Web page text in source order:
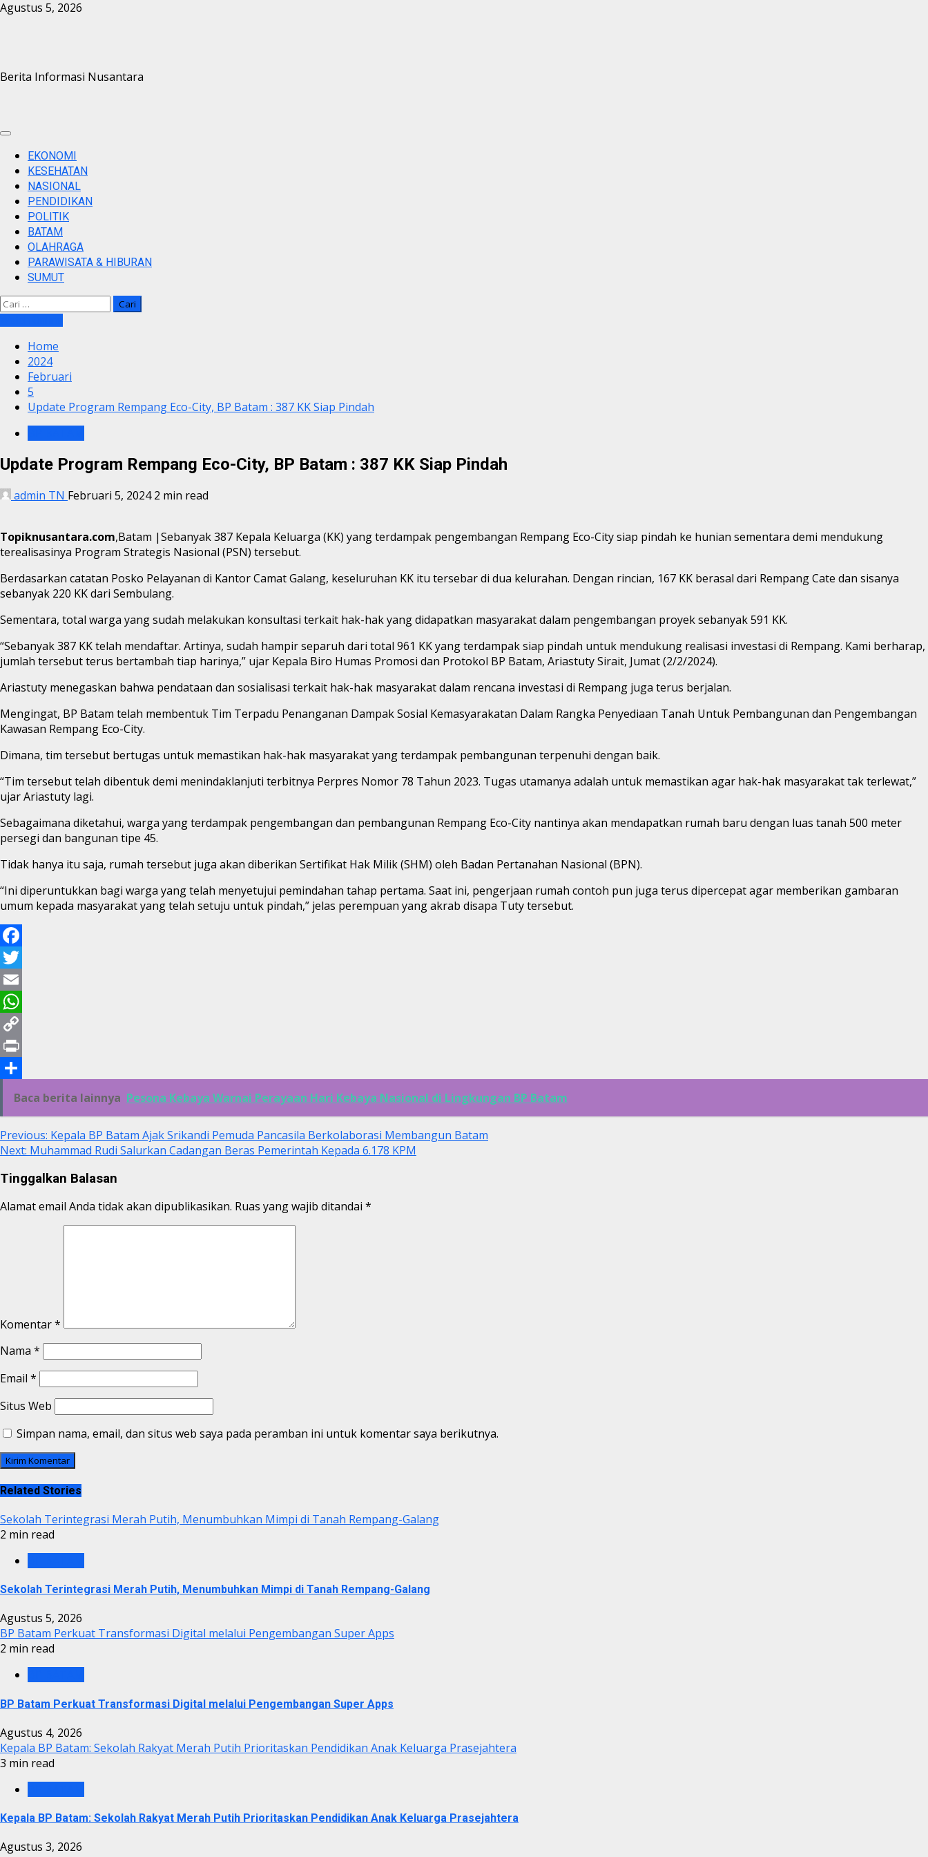
Skip
Agustus 5, 2026
Berita Informasi Nusantara
Primary
MenuEKONOMI
KESEHATAN
NASIONAL
PENDIDIKAN
POLITIK
BATAM
OLAHRAGA
PARAWISATA & HIBURAN
SUMUT
Cari
untuk:
Home
2024
Februari
5
Update Program Rempang Eco-City, BP Batam : 387 KK Siap Pindah
Update Program Rempang Eco-City, BP Batam : 387 KK Siap Pindah
admin TN Februari 5, 20242 min read
Topiknusantara.com,Batam |Sebanyak 387 Kepala Keluarga (KK) yang terdampak pengembangan Rempang Eco-City siap pindah ke hunian sementara demi mendukung
terealisasinya Program Strategis Nasional (PSN) tersebut.
Berdasarkan catatan Posko Pelayanan di Kantor Camat Galang, keseluruhan KK itu tersebar di dua kelurahan. Dengan rincian, 167 KK berasal dari Rempang Cate dan sisanya
sebanyak 220 KK dari Sembulang.
Sementara, total warga yang sudah melakukan konsultasi terkait hak-hak yang didapatkan masyarakat dalam pengembangan proyek sebanyak 591 KK.
“Sebanyak 387 KK telah mendaftar. Artinya, sudah hampir separuh dari total 961 KK yang terdampak siap pindah untuk mendukung realisasi investasi di Rempang. Kami berharap,
jumlah tersebut terus bertambah tiap harinya,” ujar Kepala Biro Humas Promosi dan Protokol BP Batam, Ariastuty Sirait, Jumat (2/2/2024).
Ariastuty menegaskan bahwa pendataan dan sosialisasi terkait hak-hak masyarakat dalam rencana investasi di Rempang juga terus berjalan.
Mengingat, BP Batam telah membentuk Tim Terpadu Penanganan Dampak Sosial Kemasyarakatan Dalam Rangka Penyediaan Tanah Untuk Pembangunan dan Pengembangan
Kawasan Rempang Eco-City.
Dimana, tim tersebut bertugas untuk memastikan hak-hak masyarakat yang terdampak pembangunan terpenuhi dengan baik.
“Tim tersebut telah dibentuk demi menindaklanjuti terbitnya Perpres Nomor 78 Tahun 2023. Tugas utamanya adalah untuk memastikan agar hak-hak masyarakat tak terlewat,”
ujar Ariastuty lagi.
Sebagaimana diketahui, warga yang terdampak pengembangan dan pembangunan Rempang Eco-City nantinya akan mendapatkan rumah baru dengan luas tanah 500 meter
persegi dan bangunan tipe 45.
Tidak hanya itu saja, rumah tersebut juga akan diberikan Sertifikat Hak Milik (SHM) oleh Badan Pertanahan Nasional (BPN).
“Ini diperuntukkan bagi warga yang telah menyetujui pemindahan tahap pertama. Saat ini, pengerjaan rumah contoh pun juga terus dipercepat agar memberikan gambaran
umum kepada masyarakat yang telah setuju untuk pindah,” jelas perempuan yang akrab disapa Tuty tersebut.
Facebook
Twitter
Email
WhatsApp
Copy
Link
Print
ShareBaca berita lainnya Pesona Kebaya Warnai Perayaan Hari Kebaya Nasional di Lingkungan BP Batam
Continue
Reading
Previous: Kepala BP Batam Ajak Srikandi Pemuda Pancasila Berkolaborasi Membangun Batam
Next: Muhammad Rudi Salurkan Cadangan Beras Pemerintah Kepada 6.178 KPM
Tinggalkan Balasan
Alamat email Anda tidak akan dipublikasikan. Ruas yang wajib ditandai *
Komentar*
Nama *
Email *
Situs Web
Simpan nama, email, dan situs web saya pada peramban ini untuk komentar saya berikutnya.
Related Stories
Sekolah Terintegrasi Merah Putih, Menumbuhkan Mimpi di Tanah Rempang-Galang
2 min read
Sekolah Terintegrasi Merah Putih, Menumbuhkan Mimpi di Tanah Rempang-Galang
Agustus 5, 2026
BP Batam Perkuat Transformasi Digital melalui Pengembangan Super Apps
2 min read
BP Batam Perkuat Transformasi Digital melalui Pengembangan Super Apps
Agustus 4, 2026
Kepala BP Batam: Sekolah Rakyat Merah Putih Prioritaskan Pendidikan Anak Keluarga Prasejahtera
3 min read
Kepala BP Batam: Sekolah Rakyat Merah Putih Prioritaskan Pendidikan Anak Keluarga Prasejahtera
Agustus 3, 2026